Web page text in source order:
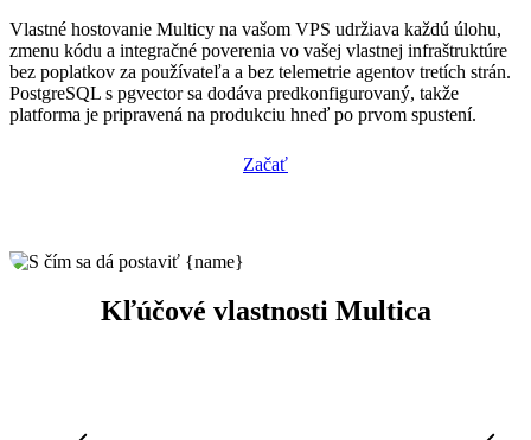
Vlastné hostovanie Multicy na vašom VPS udržiava každú úlohu,
zmenu kódu a integračné poverenia vo vašej vlastnej infraštruktúre
bez poplatkov za používateľa a bez telemetrie agentov tretích strán.
PostgreSQL s pgvector sa dodáva predkonfigurovaný, takže
platforma je pripravená na produkciu hneď po prvom spustení.
Začať
Kľúčové vlastnosti Multica